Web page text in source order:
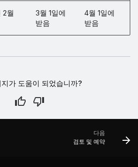
2월
3월 1일에
받음
4월 1일에
받음
가 도움이 되었습니까?
다음
검토 및 예약